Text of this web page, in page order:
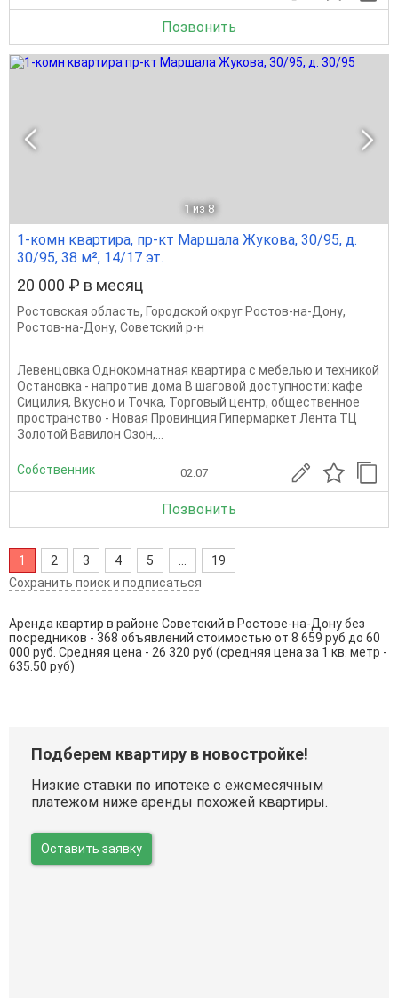
Позвонить
1 из 8
1-комн квартира, пр-кт Маршала Жукова, 30/95, д.
30/95, 38 м², 14/17 эт.
20 000 ₽ в месяц
Ростовская область, Городской округ Ростов-на-Дону,
Ростов-на-Дону, Советский р-н
Левенцовка Однокомнатная квартира с мебелью и техникой
Остановка - напротив дома В шаговой доступности: кафе
Сицилия, Вкусно и Точка, Торговый центр, общественное
пространство - Новая Провинция Гипермаркет Лента ТЦ
Золотой Вавилон Озон,...
Собственник 02.07
Позвонить
1 2 3 4 5
19
Сохранить поиск и подписаться
Аренда квартир в районе Советский в Ростове-на-Дону без
посредников - 368 объявлений стоимостью от 8 659 руб до 60
000 руб. Средняя цена - 26 320 руб (средняя цена за 1 кв. метр -
635.50 руб)
Подберем квартиру в новостройке!
Низкие ставки по ипотеке с ежемесячным
платежом ниже аренды похожей квартиры.
Оставить заявку